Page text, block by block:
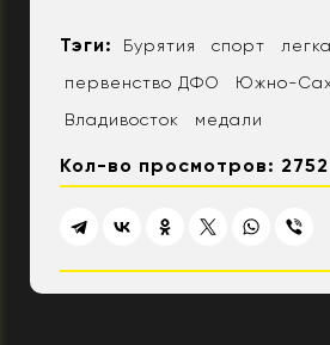
Тэги: Бурятия спорт
первенство ДФО
Южно-
Владивосток
медали
Кол-во просмотров: 2752